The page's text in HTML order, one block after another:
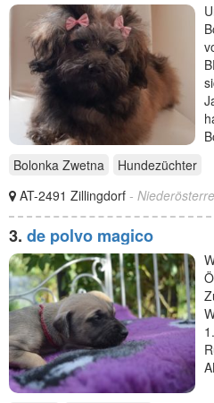
Bolonka Zwetna
Hundezüchter
AT-2491 Zillingdorf -
3. de polvo magico